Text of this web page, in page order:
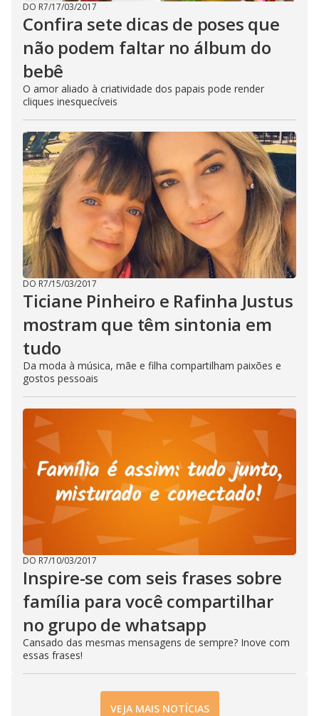
DO R7/17/03/2017
Confira sete dicas de poses que
não podem faltar no álbum do
bebê
O amor aliado à criatividade dos papais pode render
cliques inesquecíveis
DO R7/15/03/2017
Ticiane Pinheiro e Rafinha Justus
mostram que têm sintonia em
tudo
Da moda à música, mãe e filha compartilham paixões e
gostos pessoais
DO R7/10/03/2017
Inspire-se com seis frases sobre
família para você compartilhar
no grupo de whatsapp
Cansado das mesmas mensagens de sempre? Inove com
essas frases!
VEJA MAIS NOTÍCIAS